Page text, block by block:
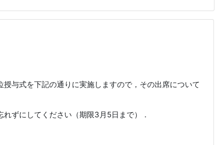
与式を下記の通りに実施しますので，その出席について
ずにしてください（期限3月5日まで）．